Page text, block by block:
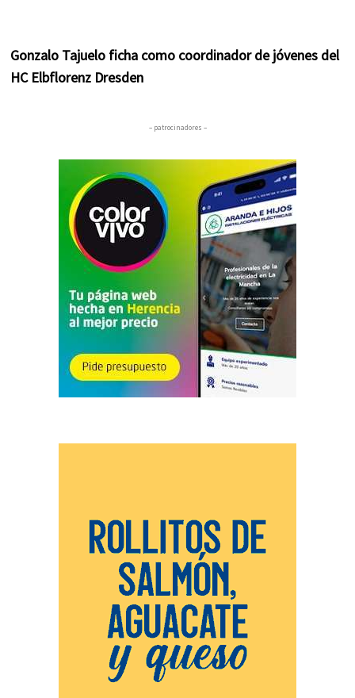
Gonzalo Tajuelo ficha como coordinador de jóvenes del
HC Elbflorenz Dresden
– patrocinadores –